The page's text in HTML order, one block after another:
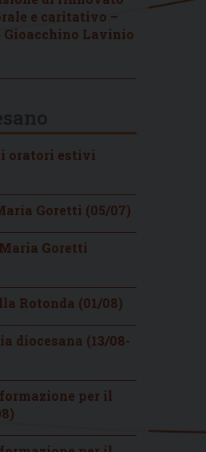
e caritativo –
Gioacchino Lavinio
oratori estivi
Goretti (05/07)
Goretti
Rotonda (01/08)
diocesana (13/08-
per il